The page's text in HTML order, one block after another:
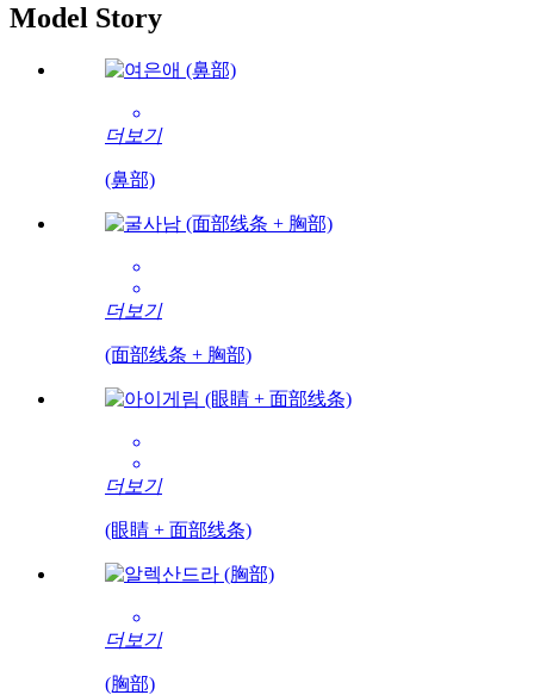
Model Story
더보기
(鼻部)
더보기
(面部线条 + 胸部)
더보기
(眼睛 + 面部线条)
더보기
(胸部)